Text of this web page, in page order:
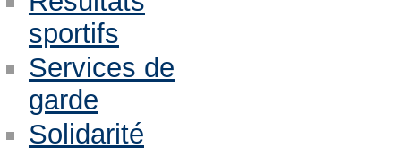
sportifs
Services de
garde
Solidarité